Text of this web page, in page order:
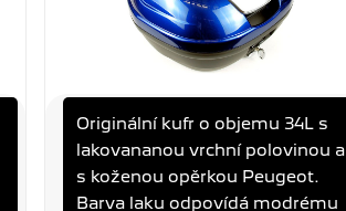
KUFR 34L DEEP OCEAN
BLUE
DJANGO
Originální kufr o objemu 34L s
lakovananou vrchní polovinou a
s koženou opěrkou Peugeot.
Barva laku odpovídá modrému